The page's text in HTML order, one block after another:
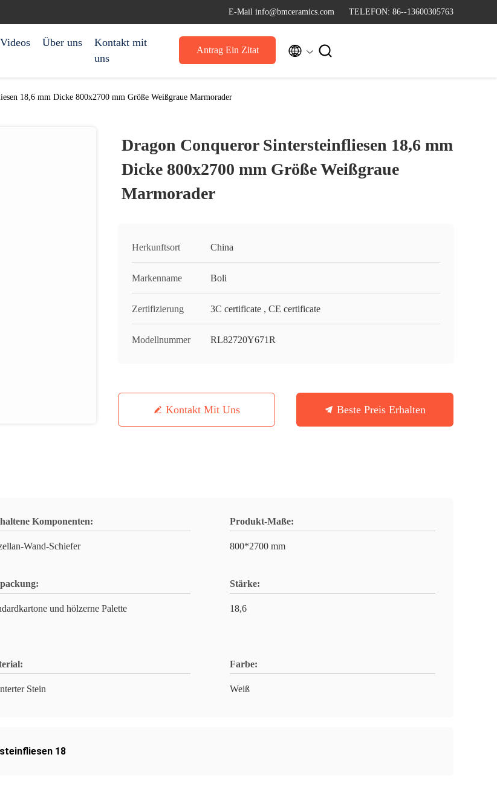
E-Mail info@bmceramics.com TELEFON: 86--13600305763
Videos Über uns
Kontakt mit
uns
Antrag Ein Zitat  
18,6 mm Dicke 800x2700 mm Größe Weißgraue Marmorader
Dragon Conqueror Sintersteinfliesen 18,6 mm
Dicke 800x2700 mm Größe Weißgraue
Marmorader
Herkunftsort China
Markenname Boli
Zertifizierung 3C certificate , CE certificate
Modellnummer RL82720Y671R
Kontakt Mit Uns Beste Preis Erhalten
Komponenten:
Wand-Schiefer
Produkt-Maße:
800*2700 mm
und hölzerne Palette
Stärke:
18,6
Stein
Farbe:
Weiß
18